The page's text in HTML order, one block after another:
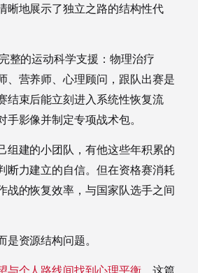
晰地展示了独立之路的结构性代
整的运动科学支援：物理治疗
、营养师、心理顾问，跟队出赛是
结束后能立刻进入系统性恢复流
影像并制定专项战术包。
组建的小团队，有他这些年积累的
断力建立的自信。但在资格赛消耗
战的恢复效率，与国家队选手之间
资源结构问题。
与个人路线间找到心理平衡 ，这篇